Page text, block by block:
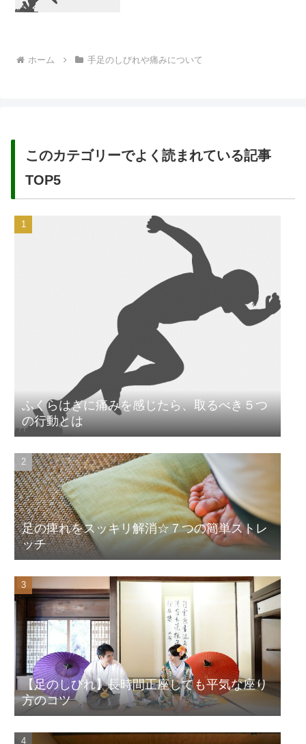
ホーム
手足のしびれや痛みについて
このカテゴリーでよく読まれている記事
TOP5
ふくらはぎに痛みを感じたら、取るべき５つ
の行動とは
足の痺れをスッキリ解消☆７つの簡単ストレ
ッチ
【足のしびれ】長時間正座しても平気な座り
方のコツ